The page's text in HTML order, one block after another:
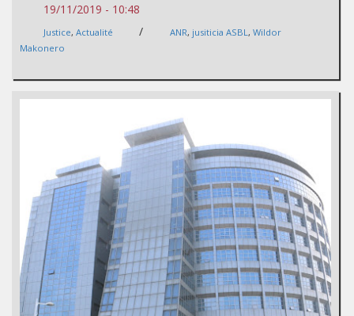
19/11/2019 - 10:48
Justice, Actualité / ANR, jusiticia ASBL , Wildor
Makonero